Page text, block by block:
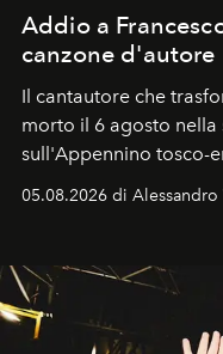
Addio a
canzone d'autore
Il cantautore che
morto il 6 agosto nella
sull'Appennino tosco-
05.08.2026 di Alessandro